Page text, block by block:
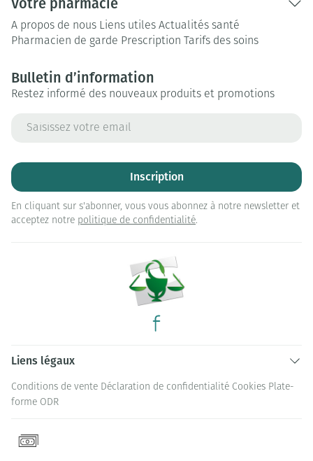
Votre pharmacie
A propos de nous Liens utiles Actualités santé
Pharmacien de garde Prescription Tarifs des soins
Bulletin d’information
Restez informé des nouveaux produits et promotions
Inscription
En cliquant sur s'abonner, vous vous abonnez à notre newsletter et
acceptez notre politique de confidentialité.
Liens légaux
Conditions de vente Déclaration de confidentialité Cookies Plate-
forme ODR